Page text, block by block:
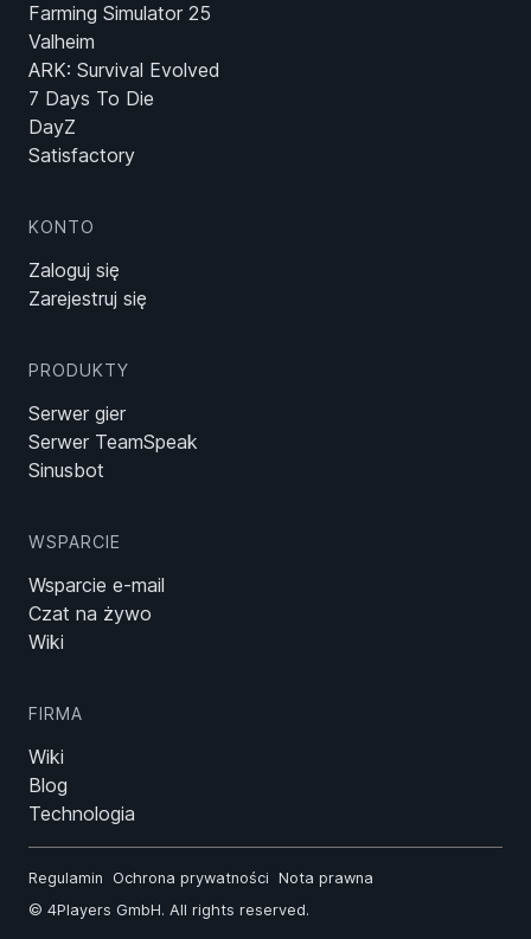
Farming Simulator 25
Valheim
ARK: Survival Evolved
7 Days To Die
DayZ
Satisfactory
KONTO
Zaloguj się
Zarejestruj się
PRODUKTY
Serwer gier
Serwer TeamSpeak
Sinusbot
WSPARCIE
Wsparcie e-mail
Czat na żywo
Wiki
FIRMA
Wiki
Blog
Technologia
© 4Players GmbH. All rights reserved.
Regulamin Ochrona prywatności Nota prawna